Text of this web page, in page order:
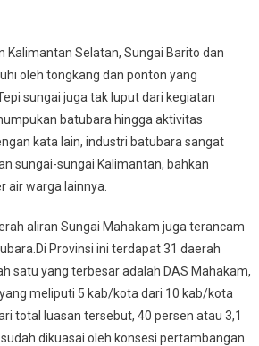
Kalimantan Selatan, Sungai Barito dan
oleh tongkang dan ponton yang
sungai juga tak luput dari kegiatan
batubara hingga aktivitas
kata lain, industri batubara sangat
sungai-sungai Kalimantan, bahkan
air warga lainnya.
aliran Sungai Mahakam juga terancam
Provinsi ini terdapat 31 daerah
satu yang terbesar adalah DAS Mahakam,
meliputi 5 kab/kota dari 10 kab/kota
total luasan tersebut, 40 persen atau 3,1
dikuasai oleh konsesi pertambangan